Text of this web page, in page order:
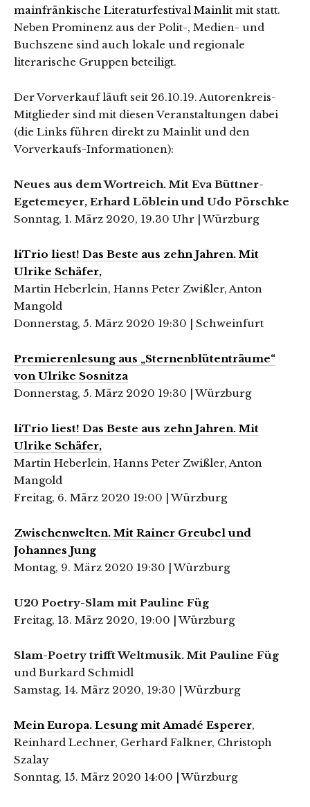
mainfränkische Literaturfestival Mainlit mit statt.
Neben Prominenz aus der Polit-, Medien- und
Buchszene sind auch lokale und regionale
literarische Gruppen beteiligt.
Der Vorverkauf läuft seit 26.10.19. Autorenkreis-
Mitglieder sind mit diesen Veranstaltungen dabei
(die Links führen direkt zu Mainlit und den
Vorverkaufs-Informationen):
Neues aus dem Wortreich. Mit Eva Büttner-
Egetemeyer, Erhard Löblein und Udo Pörschke
Sonntag, 1. März 2020, 19.30 Uhr | Würzburg
liTrio liest! Das Beste aus zehn Jahren. Mit
Ulrike Schäfer,
Martin Heberlein, Hanns Peter Zwißler, Anton
Mangold
Donnerstag, 5. März 2020 19:30 | Schweinfurt
Premierenlesung aus „Sternenblütenträume“
von Ulrike Sosnitza
Donnerstag, 5. März 2020 19:30 | Würzburg
liTrio liest! Das Beste aus zehn Jahren. Mit
Ulrike Schäfer,
Martin Heberlein, Hanns Peter Zwißler, Anton
Mangold
Freitag, 6. März 2020 19:00 | Würzburg
Zwischenwelten. Mit Rainer Greubel und
Johannes Jung
Montag, 9. März 2020 19:30 | Würzburg
U20 Poetry-Slam mit Pauline Füg
Freitag, 13. März 2020, 19:00 | Würzburg
Slam-Poetry trifft Weltmusik. Mit Pauline Füg
und Burkard Schmidl
Samstag, 14. März 2020, 19:30 | Würzburg
Mein Europa. Lesung mit Amadé Esperer,
Reinhard Lechner, Gerhard Falkner, Christoph
Szalay
Sonntag, 15. März 2020 14:00 | Würzburg